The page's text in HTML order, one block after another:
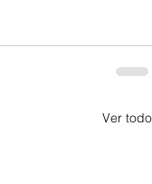
Ver todo